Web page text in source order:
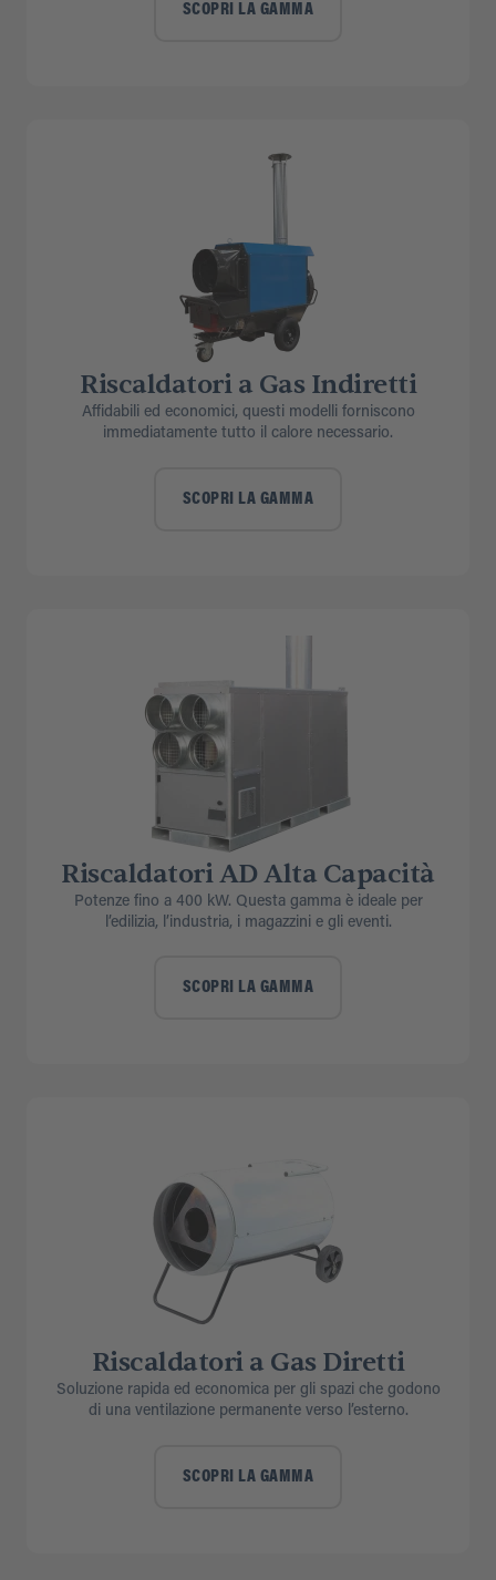
SCOPRI LA GAMMA
Riscaldatori a Gas Indiretti
Affidabili ed economici, questi modelli forniscono
immediatamente tutto il calore necessario.
SCOPRI LA GAMMA
Riscaldatori AD Alta Capacità
Potenze fino a 400 kW. Questa gamma è ideale per
l’edilizia, l’industria, i magazzini e gli eventi.
SCOPRI LA GAMMA
Riscaldatori a Gas Diretti
Soluzione rapida ed economica per gli spazi che godono
di una ventilazione permanente verso l’esterno.
SCOPRI LA GAMMA